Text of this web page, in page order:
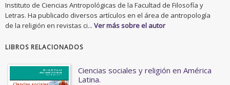
Instituto de Ciencias Antropológicas de la Facultad de Filosofía y
Letras. Ha publicado diversos artículos en el área de antropología
de la religión en revistas ci... Ver más sobre el autor
LIBROS RELACIONADOS
Ciencias sociales y religión en América
Latina.